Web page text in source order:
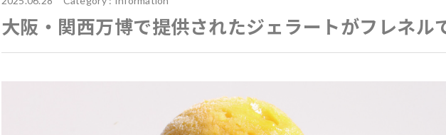
大阪・関西万博で提供されたジェラートがフレネル